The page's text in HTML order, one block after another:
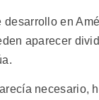
en
aparecer
necesario,